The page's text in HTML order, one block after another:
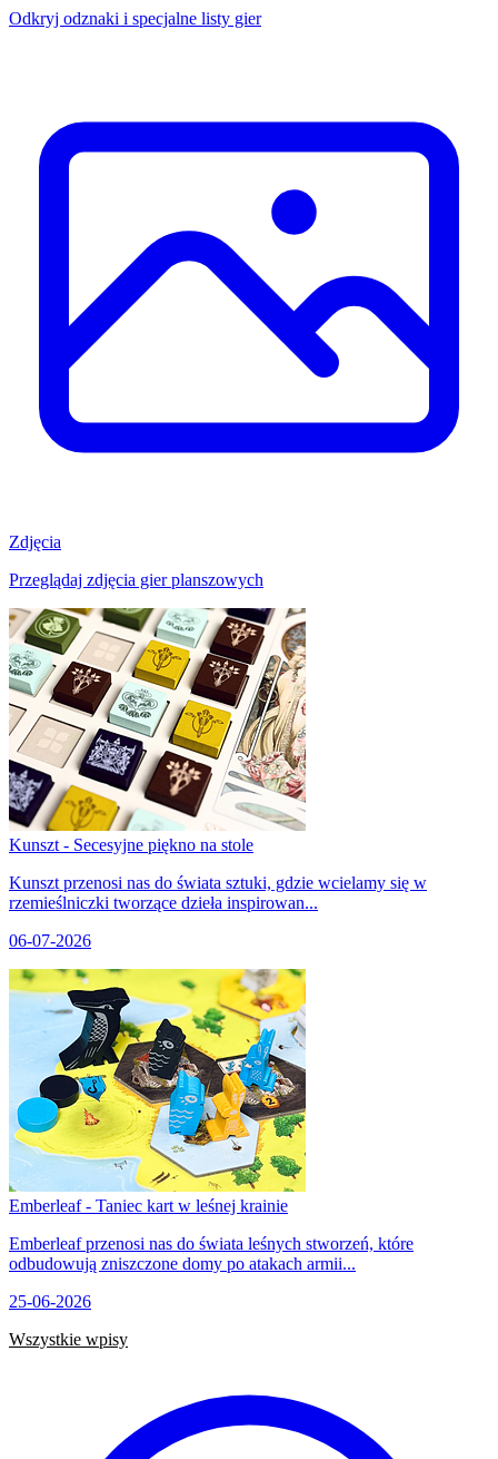
Odkryj odznaki i specjalne listy gier
Zdjęcia
Przeglądaj zdjęcia gier planszowych
Kunszt - Secesyjne piękno na stole
Kunszt przenosi nas do świata sztuki, gdzie wcielamy się w
rzemieślniczki tworzące dzieła inspirowan...
06-07-2026
Emberleaf - Taniec kart w leśnej krainie
Emberleaf przenosi nas do świata leśnych stworzeń, które
odbudowują zniszczone domy po atakach armii...
25-06-2026
Wszystkie wpisy